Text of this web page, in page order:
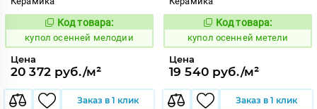
852173
Код товара:
купол осенней мелодии
Цена
20 372 руб./м²
Заказ в 1 клик
852175
Код товара:
купол осенней метели
Цена
19 540 руб./м²
Заказ в 1 клик